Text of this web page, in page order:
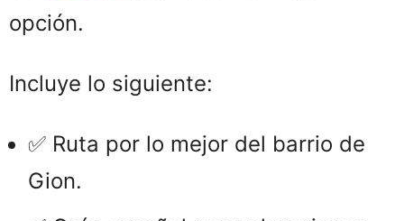
opción.
Incluye lo siguiente:
✅ Ruta por lo mejor del barrio de
Gion.